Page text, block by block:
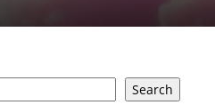
Search